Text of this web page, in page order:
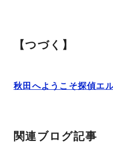
【つづく】
秋田へようこそ探偵エ
関連ブログ記事